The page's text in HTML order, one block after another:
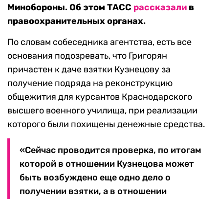
Минобороны. Об этом ТАСС рассказали в
правоохранительных органах.
По словам собеседника агентства, есть все
основания подозревать, что Григорян
причастен к даче взятки Кузнецову за
получение подряда на реконструкцию
общежития для курсантов Краснодарского
высшего военного училища, при реализации
которого были похищены денежные средства.
«Сейчас проводится проверка, по итогам
которой в отношении Кузнецова может
быть возбуждено еще одно дело о
получении взятки, а в отношении